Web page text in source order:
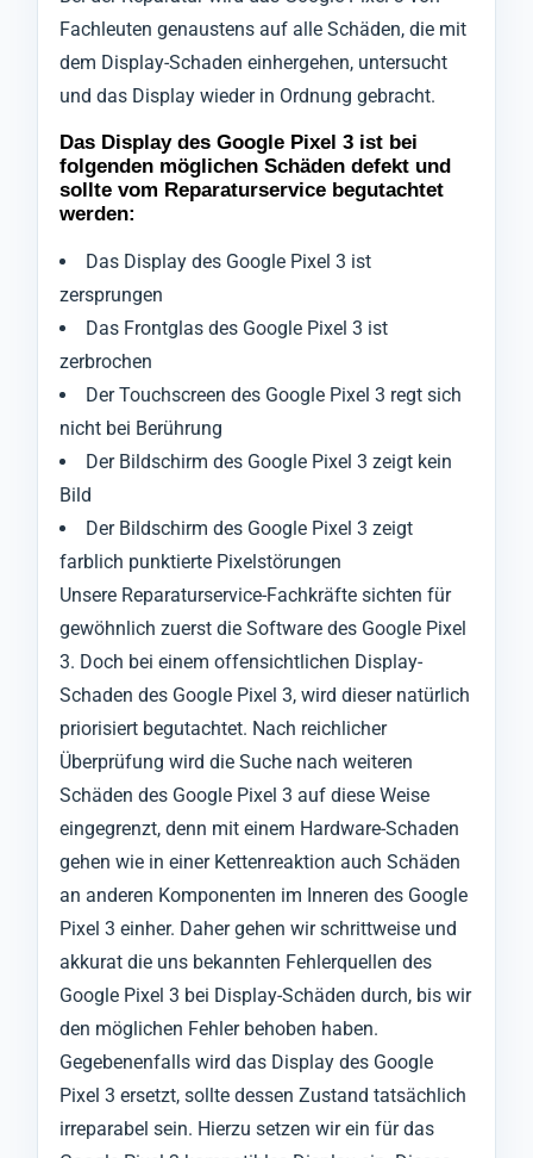
Fachleuten genaustens auf alle Schäden, die mit
dem Display-Schaden einhergehen, untersucht
und das Display wieder in Ordnung gebracht.
Das Display des Google Pixel 3 ist bei
folgenden möglichen Schäden defekt und
sollte vom Reparaturservice begutachtet
werden:
Das Display des Google Pixel 3 ist
zersprungen
Das Frontglas des Google Pixel 3 ist
zerbrochen
Der Touchscreen des Google Pixel 3 regt sich
nicht bei Berührung
Der Bildschirm des Google Pixel 3 zeigt kein
Bild
Der Bildschirm des Google Pixel 3 zeigt
farblich punktierte Pixelstörungen
Unsere Reparaturservice-Fachkräfte sichten für
gewöhnlich zuerst die Software des Google Pixel
3. Doch bei einem offensichtlichen Display-
Schaden des Google Pixel 3, wird dieser natürlich
priorisiert begutachtet. Nach reichlicher
Überprüfung wird die Suche nach weiteren
Schäden des Google Pixel 3 auf diese Weise
eingegrenzt, denn mit einem Hardware-Schaden
gehen wie in einer Kettenreaktion auch Schäden
an anderen Komponenten im Inneren des Google
Pixel 3 einher. Daher gehen wir schrittweise und
akkurat die uns bekannten Fehlerquellen des
Google Pixel 3 bei Display-Schäden durch, bis wir
den möglichen Fehler behoben haben.
Gegebenenfalls wird das Display des Google
Pixel 3 ersetzt, sollte dessen Zustand tatsächlich
irreparabel sein. Hierzu setzen wir ein für das